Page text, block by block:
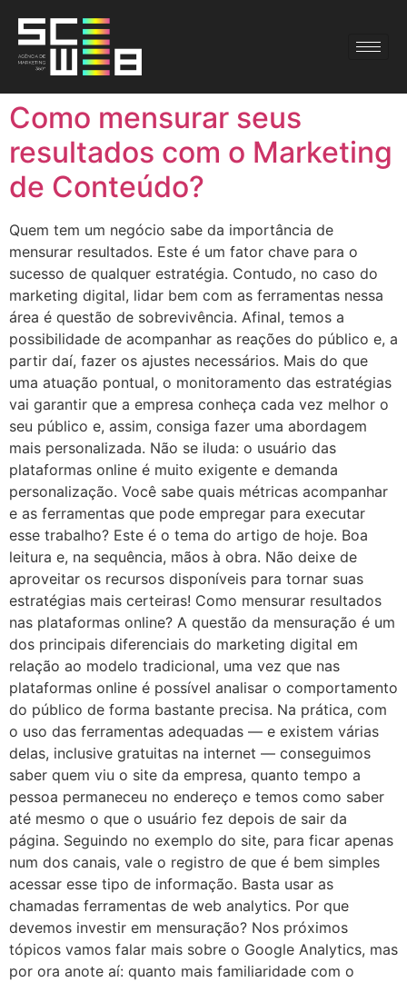
Como mensurar seus
resultados com o Marketing
de Conteúdo?
Quem tem um negócio sabe da importância de
mensurar resultados. Este é um fator chave para o
sucesso de qualquer estratégia. Contudo, no caso do
marketing digital, lidar bem com as ferramentas nessa
área é questão de sobrevivência. Afinal, temos a
possibilidade de acompanhar as reações do público e, a
partir daí, fazer os ajustes necessários. Mais do que
uma atuação pontual, o monitoramento das estratégias
vai garantir que a empresa conheça cada vez melhor o
seu público e, assim, consiga fazer uma abordagem
mais personalizada. Não se iluda: o usuário das
plataformas online é muito exigente e demanda
personalização. Você sabe quais métricas acompanhar
e as ferramentas que pode empregar para executar
esse trabalho? Este é o tema do artigo de hoje. Boa
leitura e, na sequência, mãos à obra. Não deixe de
aproveitar os recursos disponíveis para tornar suas
estratégias mais certeiras! Como mensurar resultados
nas plataformas online? A questão da mensuração é um
dos principais diferenciais do marketing digital em
relação ao modelo tradicional, uma vez que nas
plataformas online é possível analisar o comportamento
do público de forma bastante precisa. Na prática, com
o uso das ferramentas adequadas — e existem várias
delas, inclusive gratuitas na internet — conseguimos
saber quem viu o site da empresa, quanto tempo a
pessoa permaneceu no endereço e temos como saber
até mesmo o que o usuário fez depois de sair da
página. Seguindo no exemplo do site, para ficar apenas
num dos canais, vale o registro de que é bem simples
acessar esse tipo de informação. Basta usar as
chamadas ferramentas de web analytics. Por que
devemos investir em mensuração? Nos próximos
tópicos vamos falar mais sobre o Google Analytics, mas
por ora anote aí: quanto mais familiaridade com o